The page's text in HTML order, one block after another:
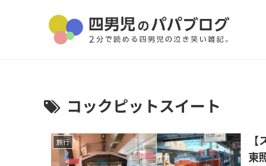
コックピットスイート
旅行
東